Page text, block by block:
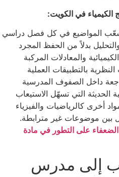
الكيمياء في الكويت:
المواضيع في كل فصل دراسي
بدلاً من الحفظ المجرد
والمعادلات المركبة
بالتطبيقات العملية
داخل الصفوف المدرسية
التي تسهّل الاستيعاب
أخرى كالرياضيات والفيزياء
بين موضوعات غير مترابطة.
على التطور في مادة
إلى مدرس